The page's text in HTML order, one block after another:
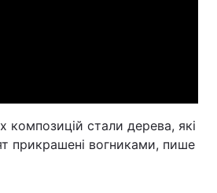
композицій стали дерева, які
прикрашені вогниками, пише